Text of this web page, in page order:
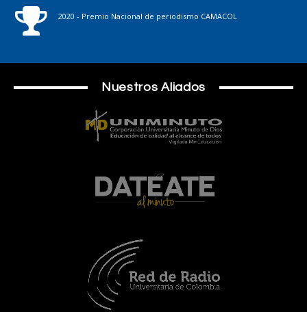
2020 - Premio Nacional de periodismo CAMACOL
Nuestros Aliados